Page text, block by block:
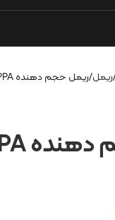
ریمل ریمل حجم دهنده BIG POPPA وت اند وایلد